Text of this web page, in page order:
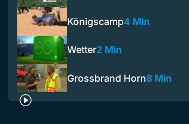
Königscamp4 Min
Wetter2 Min
Grossbrand Horn8 Min